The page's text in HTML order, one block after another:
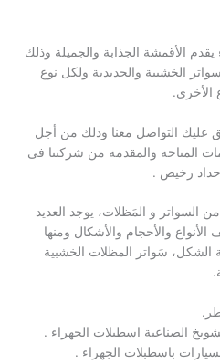
الأقمشة الجذابة والجميلة وذلك
الخشبية والحديدية ولكل نوع
الأخرى.
عليك التواصل معنا وذلك من أجل
المتاحة والمقدمة من شركتنا فى
حداد رخيص .
السواتر و المَظلات، يوجد العديد
والأحجام والأشكال ومنها
سَواتر المظلات الخشبية
باسطبلات الجهراء .